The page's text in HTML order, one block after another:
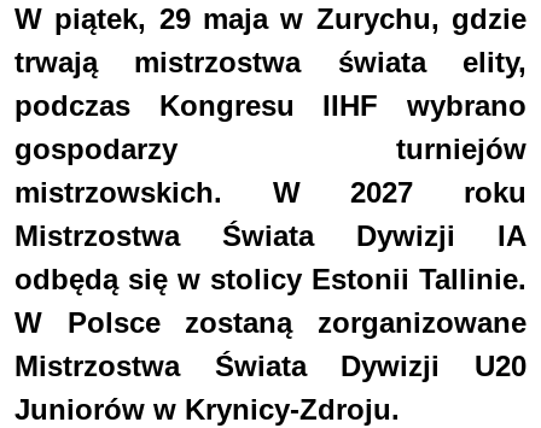
W piątek, 29 maja w Zurychu, gdzie
trwają mistrzostwa świata elity,
podczas Kongresu IIHF wybrano
gospodarzy turniejów
mistrzowskich. W 2027 roku
Mistrzostwa Świata Dywizji IA
odbędą się w stolicy Estonii Tallinie.
W Polsce zostaną zorganizowane
Mistrzostwa Świata Dywizji U20
Juniorów w Krynicy-Zdroju.